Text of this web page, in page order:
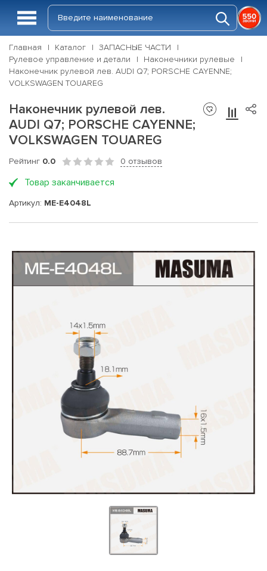
Главная Каталог
ЗАПАСНЫЕ ЧАСТИ
Рулевое управление и детали
Наконечники рулевые
Наконечник рулевой лев. AUDI Q7; PORSCHE CAYENNE;
VOLKSWAGEN TOUAREG
Наконечник рулевой лев.
AUDI Q7; PORSCHE CAYENNE;
VOLKSWAGEN TOUAREG
Рейтинг 0.0 0 отзывов
Товар заканчивается
Артикул: ME-E4048L